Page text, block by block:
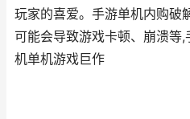
玩家的喜爱。手游单机内购破
可能会导致游戏卡顿、崩溃等
机单机游戏巨作